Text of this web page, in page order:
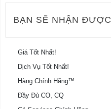
BẠN SẼ NHẬN ĐƯỢC
Giá Tốt Nhất!
Dịch Vụ Tốt Nhất!
Hàng Chính Hãng™
Đầy Đủ CO, CQ